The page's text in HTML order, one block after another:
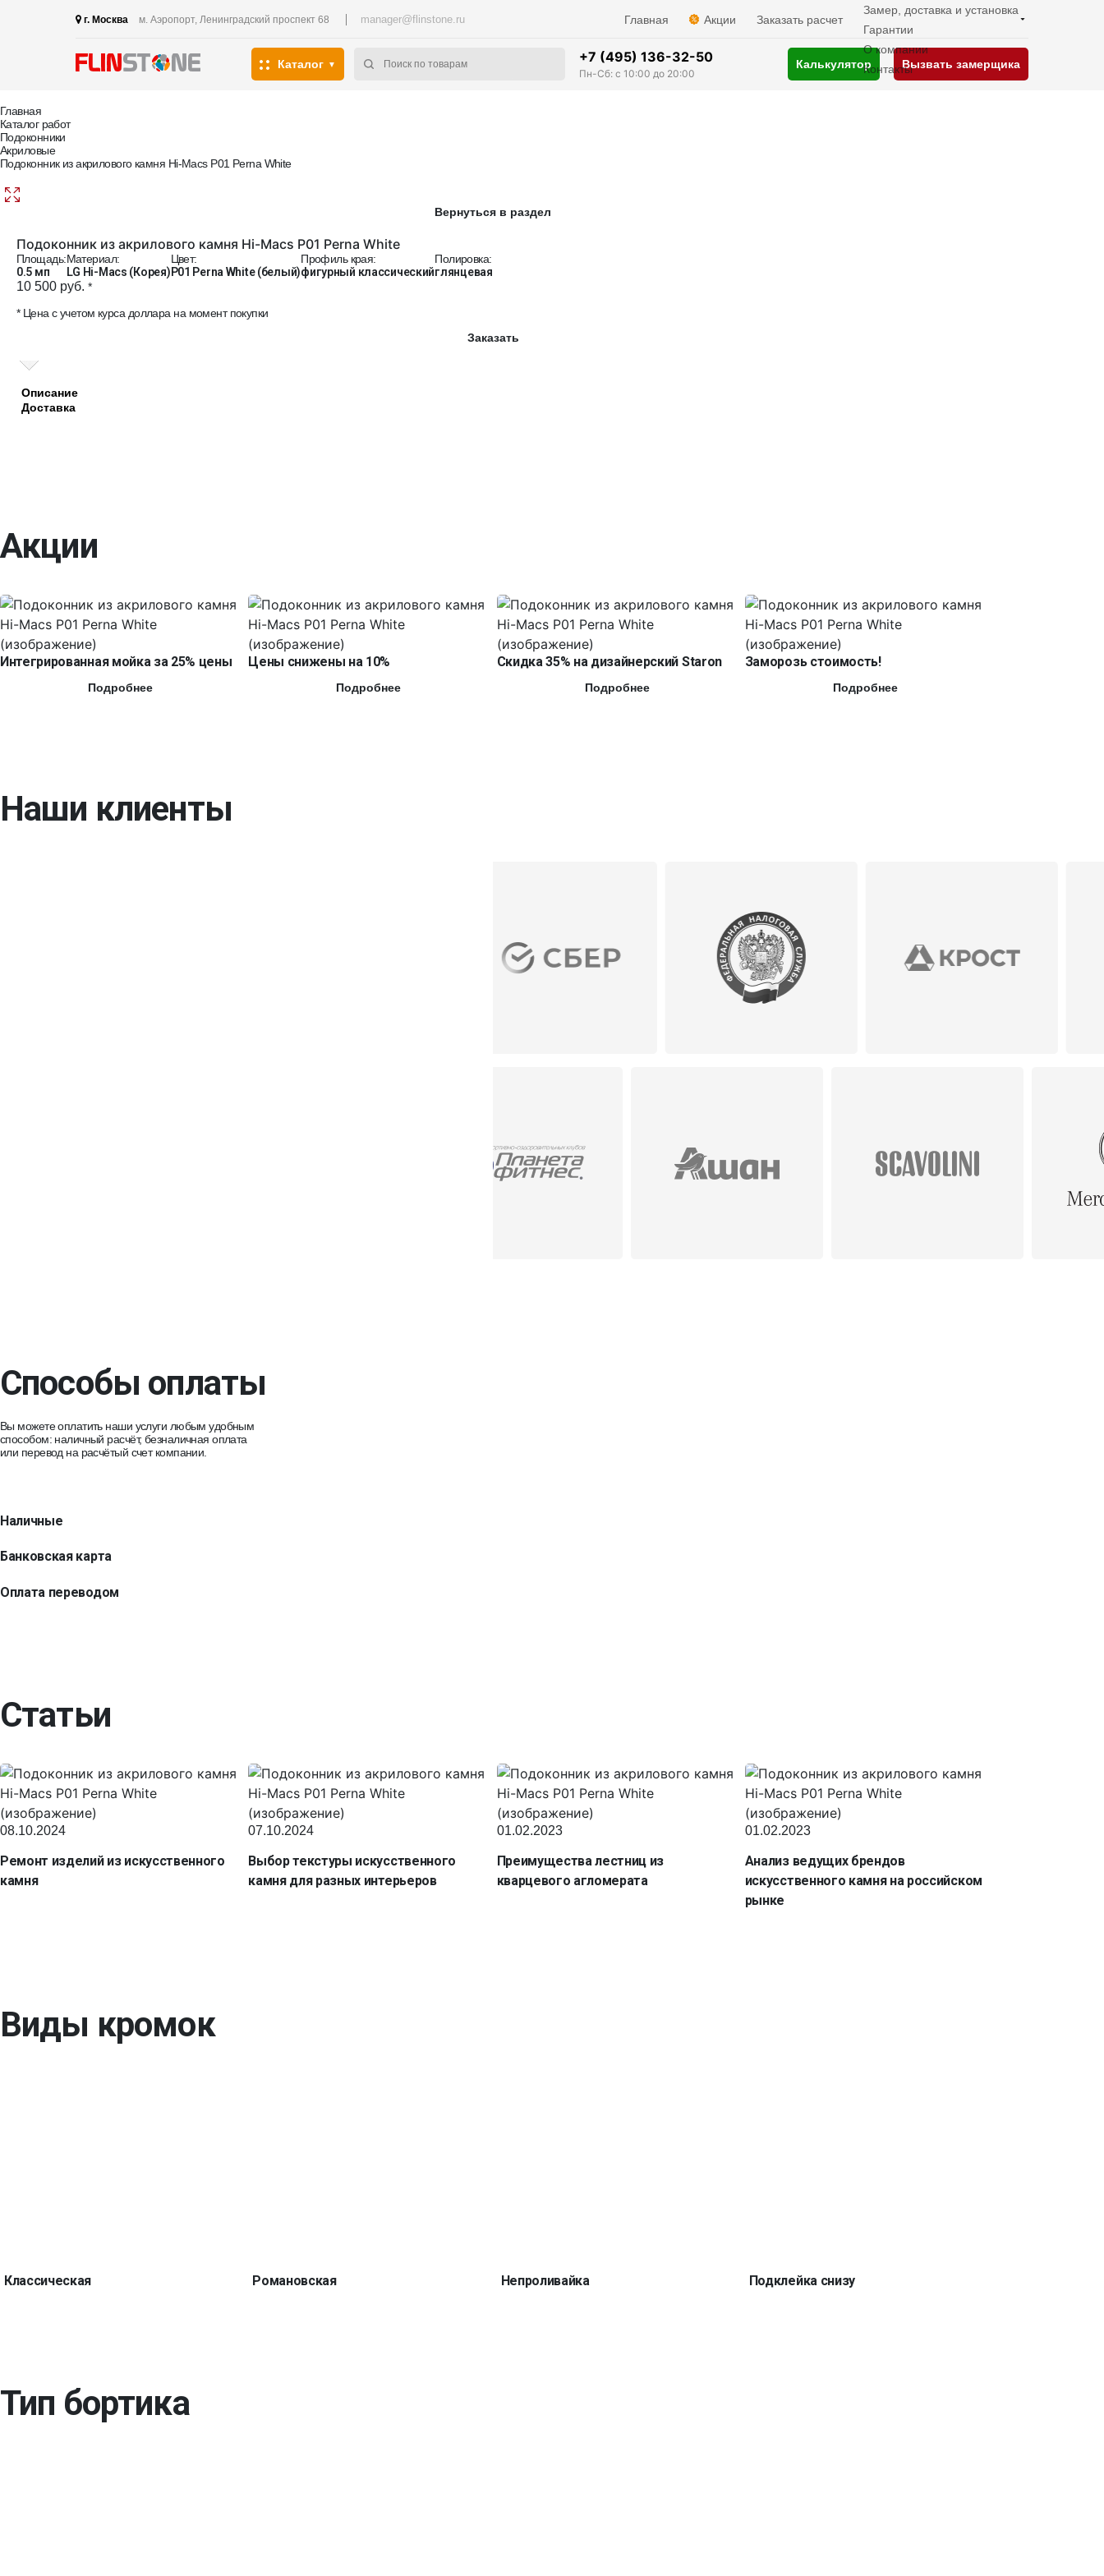
г. Москва м. Аэропорт, Ленинградский проспект 68 manager@flinstone.ru Главная Акции Заказать расчет
Замер, доставка и установка
Гарантии
О компании
Контакты
Каталог +7 (495) 136-32-50
Пн-Сб: с 10:00 до 20:00
Калькулятор Вызвать замерщика
Главная
Каталог работ
Подоконники
Акриловые
Подоконник из акрилового камня Hi-Macs P01 Perna White
Вернуться в раздел
Подоконник из акрилового камня Hi-Macs P01 Perna White
Площадь:
0.5 мп
Материал:
LG Hi-Macs (Корея)
Цвет:
P01 Perna White (белый)
Профиль края:
фигурный классический
Полировка:
глянцевая
10 500 руб. *
* Цена с учетом курса доллара на момент покупки
Заказать
Описание
Доставка
Акции
Интегрированная мойка за 25% цены
Подробнее
Цены снижены на 10%
Подробнее
Скидка 35% на дизайнерский Staron
Подробнее
Заморозь стоимость!
Подробнее
Наши клиенты
Способы оплаты
Вы можете оплатить наши услуги любым удобным
способом: наличный расчёт, безналичная оплата
или перевод на расчётый счет компании.
Наличные
Банковская карта
Оплата переводом
Статьи
08.10.2024
Ремонт изделий из искусственного
камня
07.10.2024
Выбор текстуры искусственного
камня для разных интерьеров
01.02.2023
Преимущества лестниц из
кварцевого агломерата
01.02.2023
Анализ ведущих брендов
искусственного камня на российском
рынке
Виды кромок
Классическая Романовская Непроливайка Подклейка снизу
Тип бортика